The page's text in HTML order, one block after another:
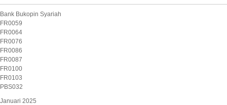
Bank Bukopin Syariah
FR0059
FR0064
FR0076
FR0086
FR0087
FR0100
FR0103
PBS032
Januari 2025